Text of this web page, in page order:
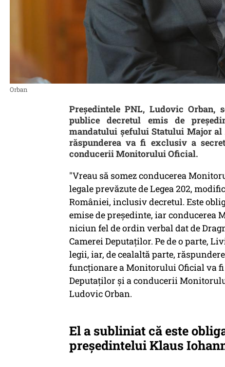
Orban
Preşedintele PNL, Ludovic Orban,
publice decretul emis de
mandatului şefului Statului Major
răspunderea va fi exclusiv a
conducerii Monitorului Oficial.
"Vreau să somez conducerea
legale prevăzute de Legea 202,
României, inclusiv decretul. Este
emise de preşedinte, iar conducerea
niciun fel de ordin verbal dat de
Camerei Deputaţilor. Pe de o parte,
legii, iar, de cealaltă parte,
funcţionare a Monitorului Oficial va
Deputaţilor şi a conducerii
Ludovic Orban.
El a subliniat că este
preşedintelui Klaus